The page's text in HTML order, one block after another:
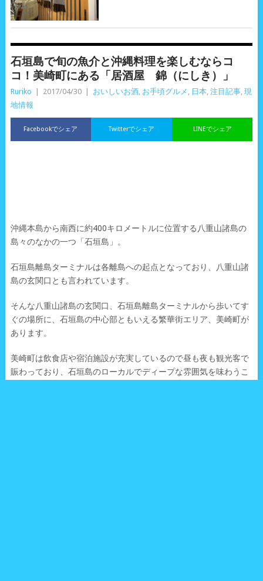
石垣島で旬の魚介と沖縄料理を楽しむならコ
コ！美崎町にある「居酒屋 錦（にしき）」
Ruriko | 2017/04/30 | おいしいお酒, お手頃グルメ 日本, 注目記事, 現
地情報
Facebookでシェア LINEでシェア
Twitterでシェア
沖縄本島から南西に約400キロメートルに位置する八重山諸島の
島々のなかの一つ「石垣島」。
石垣島離島ターミナルは各離島への起点となっており、八重山諸
島の玄関口とも言われています。
そんな八重山諸島の玄関口、石垣島離島ターミナルから歩いてす
ぐの場所に、石垣島の中心部ともいえる繁華街エリア、美崎町が
あります。
美崎町は飲食店や宿泊施設が充実しているので昼も夜も観光客で
賑わっており、石垣島のローカルでディープな雰囲気を味わうこ